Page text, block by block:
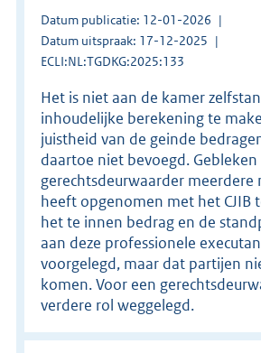
Datum publicatie: 12-01-2026
Datum uitspraak: 17-12-2025
ECLI:NL:TGDKG:2025:133
Het is niet aan de kamer
inhoudelijke berekening te
juistheid van de geinde
daartoe niet bevoegd. Gebleken
gerechtsdeurwaarder meerdere
heeft opgenomen met het CJIB
het te innen bedrag en de
aan deze professionele
voorgelegd, maar dat partijen
komen. Voor een
verdere rol weggelegd.